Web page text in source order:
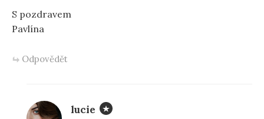
S pozdravem
Pavlína
Odpovědět
lucie